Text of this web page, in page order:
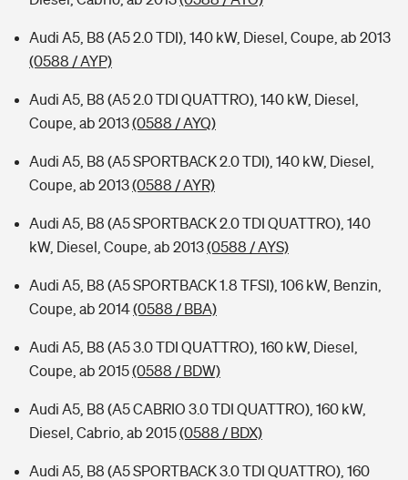
Audi A5, B8 (A5 2.0 TDI), 140 kW, Diesel, Coupe, ab 2013
(0588 / AYP)
Audi A5, B8 (A5 2.0 TDI QUATTRO), 140 kW, Diesel,
Coupe, ab 2013(0588 / AYQ)
Audi A5, B8 (A5 SPORTBACK 2.0 TDI), 140 kW, Diesel,
Coupe, ab 2013(0588 / AYR)
Audi A5, B8 (A5 SPORTBACK 2.0 TDI QUATTRO), 140
kW, Diesel, Coupe, ab 2013(0588 / AYS)
Audi A5, B8 (A5 SPORTBACK 1.8 TFSI), 106 kW, Benzin,
Coupe, ab 2014(0588 / BBA)
Audi A5, B8 (A5 3.0 TDI QUATTRO), 160 kW, Diesel,
Coupe, ab 2015(0588 / BDW)
Audi A5, B8 (A5 CABRIO 3.0 TDI QUATTRO), 160 kW,
Diesel, Cabrio, ab 2015(0588 / BDX)
Audi A5, B8 (A5 SPORTBACK 3.0 TDI QUATTRO), 160